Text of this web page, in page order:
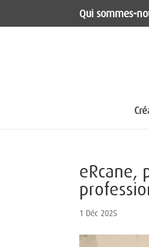
Qui sommes-
eRcane,
1 Déc 2025